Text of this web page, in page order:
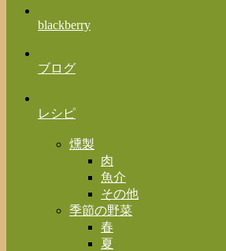
blackberry
ブログ
レシピ
燻製
肉
魚介
その他
季節の野菜
春
夏